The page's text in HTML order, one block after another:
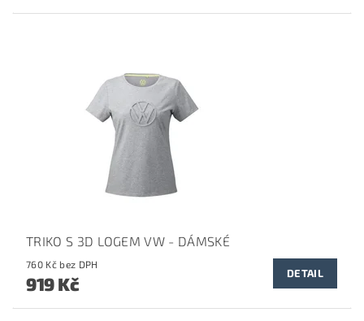
TRIKO S 3D LOGEM VW - DÁMSKÉ
760 Kč bez DPH
919 Kč DETAIL